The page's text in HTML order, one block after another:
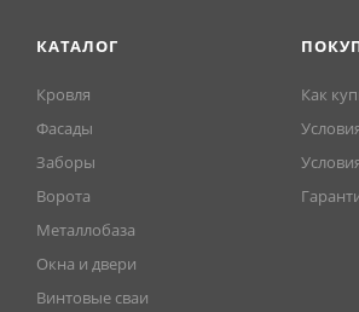
КАТАЛОГ
Кровля
Фасады
Заборы
Ворота
Металлобаза
Окна и двери
Винтовые сваи
Как